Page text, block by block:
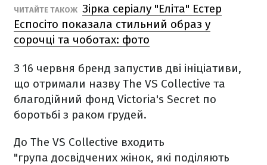
ЧИТАЙТЕ ТАКОЖ Зірка серіалу "Еліта" Естер
Еспосіто показала стильний образ у
сорочці та чоботах: фото
З 16 червня бренд запустив дві ініціативи,
що отримали назву The VS Collective та
благодійний фонд Victoria's Secret по
боротьбі з раком грудей.
До The VS Collective входить
"група досвідчених жінок, які поділяють